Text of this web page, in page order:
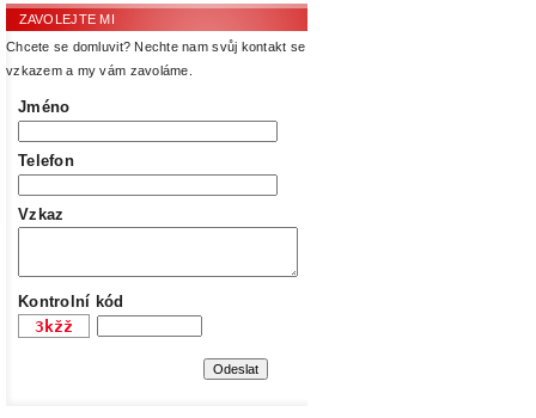
ZAVOLEJTE MI
Chcete se domluvit? Nechte nam svůj kontakt se
vzkazem a my vám zavoláme.
Jméno
Telefon
Vzkaz
Kontrolní kód